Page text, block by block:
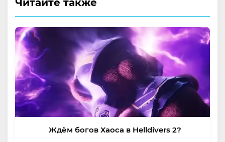
Читайте также
Ждём богов Хаоса в Helldivers 2?